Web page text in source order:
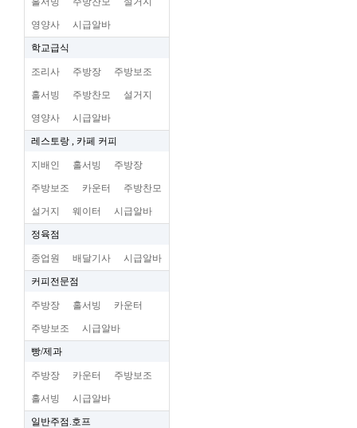
영양사 시급알바
학교급식
조리사 주방장 주방보조
홀서빙 주방찬모 설거지
영양사 시급알바
레스토랑 , 카페 커피
지배인 홀서빙 주방장
주방보조 카운터 주방찬모
설거지 웨이터 시급알바
정육점
종업원 배달기사 시급알바
커피전문점
주방장 홀서빙 카운터
주방보조 시급알바
빵/제과
주방장 카운터 주방보조
홀서빙 시급알바
일반주점.호프